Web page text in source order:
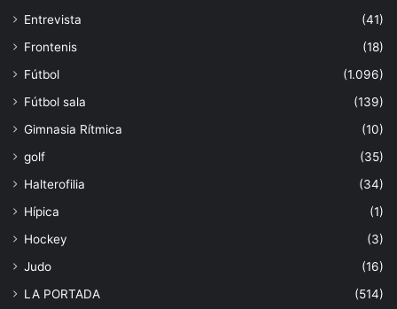
Entrevista
(41)
Frontenis
(18)
Fútbol
(1.096)
Fútbol sala
(139)
Gimnasia Rítmica
(10)
golf
(35)
Halterofilia
(34)
Hípica
(1)
Hockey
(3)
Judo
(16)
LA PORTADA
(514)